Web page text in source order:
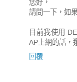
您好，
請問一下，如
目前我使用
AP上網的話，
回覆